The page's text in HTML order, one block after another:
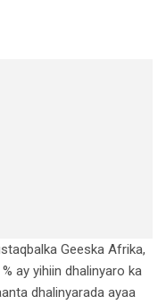
Geeska Afrika,
ay yihiin dhalinyaro ka
dhalinyarada ayaa